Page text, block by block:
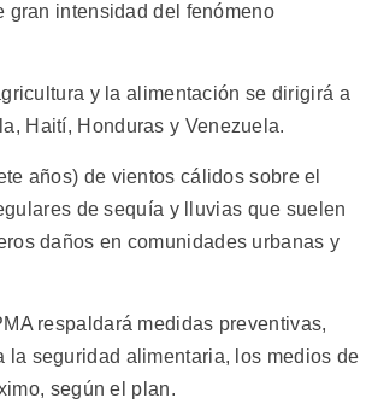
gran intensidad del fenómeno
y la alimentación se dirigirá a
Haití, Honduras y Venezuela.
años) de vientos cálidos sobre el
de sequía y lluvias que suelen
daños en comunidades urbanas y
respaldará medidas preventivas,
seguridad alimentaria, los medios de
según el plan.